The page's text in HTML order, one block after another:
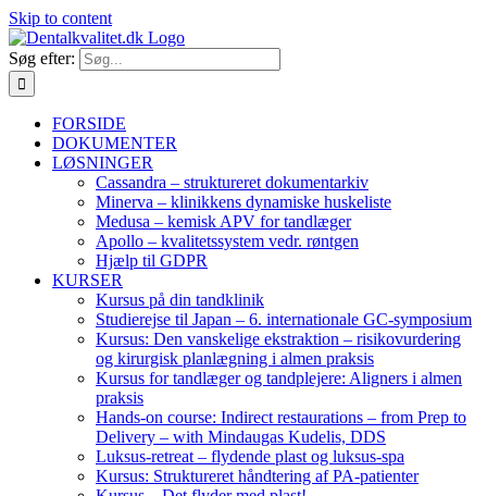
Skip to content
Søg efter:
FORSIDE
DOKUMENTER
LØSNINGER
Cassandra – struktureret dokumentarkiv
Minerva – klinikkens dynamiske huskeliste
Medusa – kemisk APV for tandlæger
Apollo – kvalitetssystem vedr. røntgen
Hjælp til GDPR
KURSER
Kursus på din tandklinik
Studierejse til Japan – 6. internationale GC-symposium
Kursus: Den vanskelige ekstraktion – risikovurdering
og kirurgisk planlægning i almen praksis
Kursus for tandlæger og tandplejere: Aligners i almen
praksis
Hands-on course: Indirect restaurations – from Prep to
Delivery – with Mindaugas Kudelis, DDS
Luksus-retreat – flydende plast og luksus-spa
Kursus: Struktureret håndtering af PA-patienter